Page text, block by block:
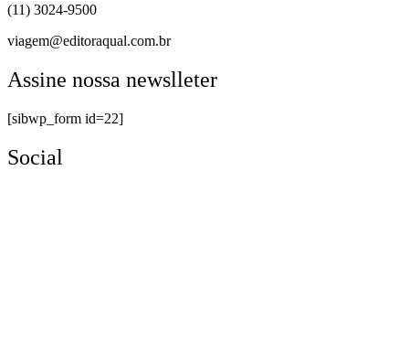
(11) 3024-9500
viagem@editoraqual.com.br
Assine nossa newslleter
[sibwp_form id=22]
Social